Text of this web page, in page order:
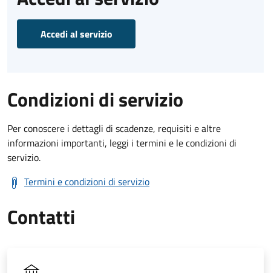
Accedi al servizio
Condizioni di servizio
Per conoscere i dettagli di scadenze, requisiti e altre
informazioni importanti, leggi i termini e le condizioni di
servizio.
Termini e condizioni di servizio
Contatti